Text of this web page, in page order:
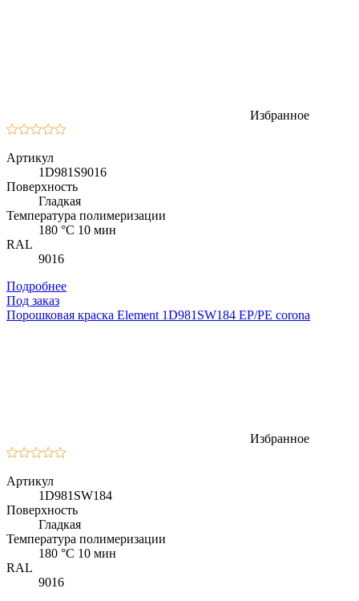
Избранное
Артикул
1D981S9016
Поверхность
Гладкая
Температура полимеризации
180 °C 10 мин
RAL
9016
Подробнее
Под заказ
Порошковая краска Element 1D981SW184 EP/PE corona
Избранное
Артикул
1D981SW184
Поверхность
Гладкая
Температура полимеризации
180 °C 10 мин
RAL
9016